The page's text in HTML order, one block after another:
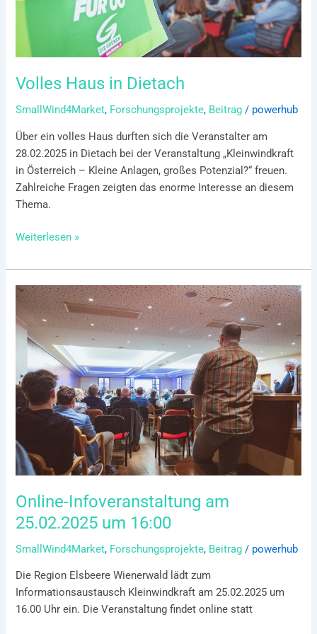
Volles Haus in Dietach
SmallWind4Market, Forschungsprojekte, Beitrag / powerhub
Über ein volles Haus durften sich die Veranstalter am
28.02.2025 in Dietach bei der Veranstaltung „Kleinwindkraft
in Österreich – Kleine Anlagen, großes Potenzial?“ freuen.
Zahlreiche Fragen zeigten das enorme Interesse an diesem
Thema.
Weiterlesen »
Online-Infoveranstaltung am
25.02.2025 um 16:00
SmallWind4Market, Forschungsprojekte, Beitrag / powerhub
Die Region Elsbeere Wienerwald lädt zum
Informationsaustausch Kleinwindkraft am 25.02.2025 um
16.00 Uhr ein. Die Veranstaltung findet online statt
Online-
Infoveranstaltung
am
25.02.2025
16:00